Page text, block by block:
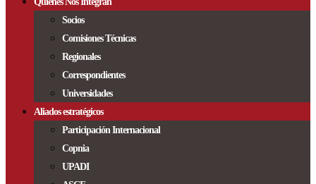
Socios
Comisiones Técnicas
Regionales
Correspondientes
Universidades
Aliados estratégicos
Participación Internacional
Copnia
UPADI